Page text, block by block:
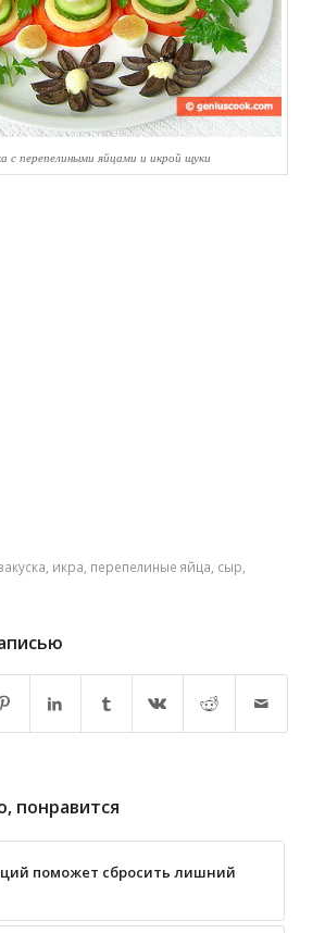
с перепелиными яйцами и икрой щуки
икра перепелиные яйца сыр
понравится
поможет сбросить лишний